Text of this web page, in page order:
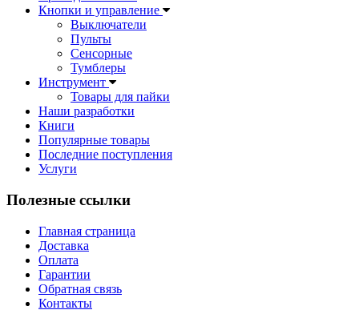
Кнопки и управление
Выключатели
Пульты
Сенсорные
Тумблеры
Инструмент
Товары для пайки
Наши разработки
Книги
Популярные товары
Последние поступления
Услуги
Полезные ссылки
Главная страница
Доставка
Оплата
Гарантии
Обратная связь
Контакты